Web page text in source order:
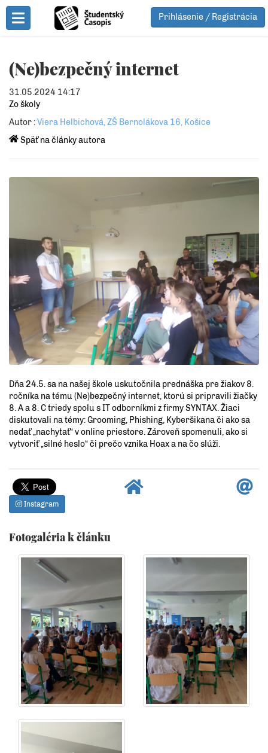
Toggle Menu
Prihlásenie / Registrácia
(Ne)bezpečný internet
31.05.2024 14:17
Zo školy
Autor :Viera Helbichová, ZŠ Bernolákova 16, Košice
Späť na články autora
Dňa 24.5. sa na našej škole uskutočnila prednáška pre žiakov 8.
ročníka na tému (Ne)bezpečný internet, ktorú si pripravili žiačky
8. A a 8. C triedy spolu s IT odborníkmi z firmy SYNTAX. Žiaci
diskutovali na témy: Grooming, Phishing, Kyberšikana či ako sa
nedať „nachytať“ v online priestore. Zároveň spomenuli, ako si
vytvoriť „silné heslo“ či prečo vznika Hoax a na čo slúži.
Instagram
Fotogaléria k článku